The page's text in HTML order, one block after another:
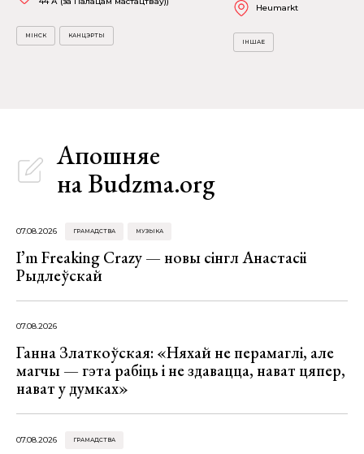
МІНСК КАНЦЭРТЫ
Heumarkt
ІНШАЕ
Апошняе
на Budzma.org
07.08.2026 ГРАМАДСТВА МУЗЫКА
I’m Freaking Crazy — новы сінгл Анастасіі
Рыдлеўскай
07.08.2026
Ганна Златкоўская: «Няхай не перамаглі, але
магчы — гэта рабіць і не здавацца, нават цяпер,
нават у думках»
07.08.2026 ГРАМАДСТВА